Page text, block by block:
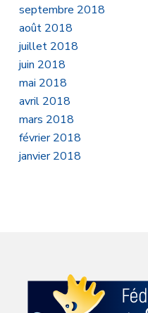
septembre 2018
août 2018
juillet 2018
juin 2018
mai 2018
avril 2018
mars 2018
février 2018
janvier 2018